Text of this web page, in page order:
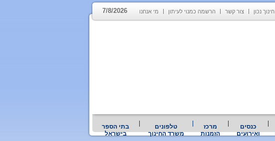
חינוך נכון צור קשר הרשמה כמנוי לעיתון מי אנחנו 7/8/2026
כנסים
ואירועים
מרכז
הזמנות
טלפונים
משרד החינוך
בתי הספר
בישראל